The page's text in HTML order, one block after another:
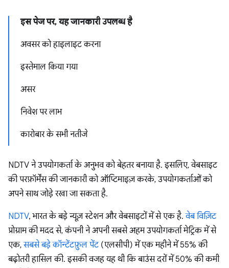
इस पेज पर, यह जानकारी उपलब्ध है
अवसर को हाइलाइट करना
इस्तेमाल किया गया
असर
निवेश पर लाभ
कारोबार के सभी नतीजे
NDTV ने उपयोगकर्ता के अनुभव को बेहतर बनाया है. इसलिए, वेबसाइट
की परफ़ॉर्मेंस की जानकारी को ऑप्टिमाइज़ करके, उपयोगकर्ताओं को
अपने साथ जोड़े रखा जा सकता है.
NDTV, भारत के बड़े न्यूज़ स्टेशन और वेबसाइटों में से एक है.वेब विज़िट
प्रोग्राम की मदद से, कंपनी ने अपनी सबसे अहम उपयोगकर्ता मेट्रिक में से
एक,सबसे बड़े कॉन्टेंटफ़ुल पेंट(एलसीपी) में एक महीने में 55% की
बढ़ोतरी हासिल की. इसकी वजह यह थी कि बाउंस दरों में 50% की कमी